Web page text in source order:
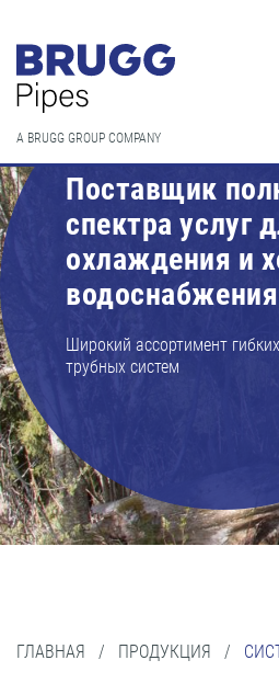
A BRUGG GROUP COMPANY
Поставщик
спектра услуг
охлаждения и
водоснабжения
Широкий ассортимент
трубных систем
ГЛАВНАЯ / ПРОДУКЦИЯ /